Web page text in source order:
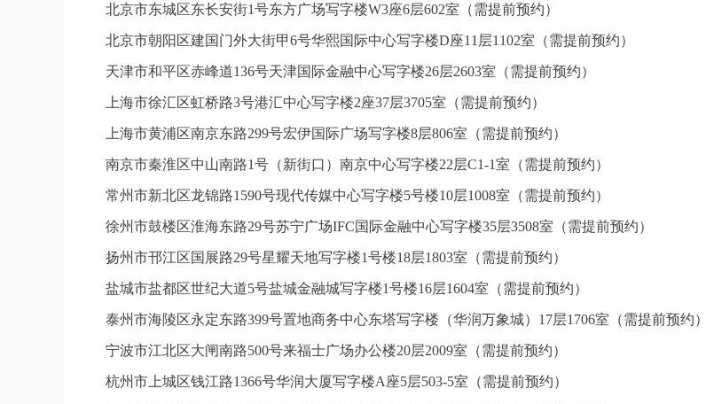
北京市东城区东长安街1号东方广场写字楼W3座6层602室（需提前预约）
北京市朝阳区建国门外大街甲6号华熙国际中心写字楼D座11层1102室（需提前预约）
天津市和平区赤峰道136号天津国际金融中心写字楼26层2603室（需提前预约）
上海市徐汇区虹桥路3号港汇中心写字楼2座37层3705室（需提前预约）
上海市黄浦区南京东路299号宏伊国际广场写字楼8层806室（需提前预约）
南京市秦淮区中山南路1号（新街口）南京中心写字楼22层C1-1室（需提前预约）
常州市新北区龙锦路1590号现代传媒中心写字楼5号楼10层1008室（需提前预约）
徐州市鼓楼区淮海东路29号苏宁广场IFC国际金融中心写字楼35层3508室（需提前预约）
扬州市邗江区国展路29号星耀天地写字楼1号楼18层1803室（需提前预约）
盐城市盐都区世纪大道5号盐城金融城写字楼1号楼16层1604室（需提前预约）
泰州市海陵区永定东路399号置地商务中心东塔写字楼（华润万象城）17层1706室（需提前预约）
宁波市江北区大闸南路500号来福士广场办公楼20层2009室（需提前预约）
杭州市上城区钱江路1366号华润大厦写字楼A座5层503-5室（需提前预约）